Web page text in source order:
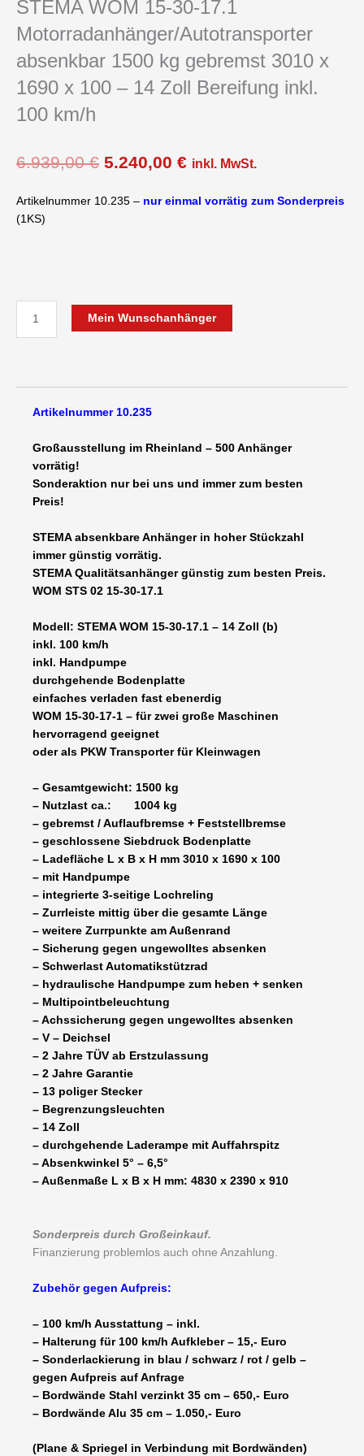
STEMA WOM 15-30-17.1
Motorradanhänger/Autotransporter
absenkbar 1500 kg gebremst 3010 x
1690 x 100 – 14 Zoll Bereifung inkl.
100 km/h
6.939,00€ Ursprünglicher
war:
5.240,00 €Aktueller
ist:
inkl. MwSt.
Artikelnummer 10.235 – nur einmal vorrätig zum Sonderpreis
(1KS)
WOM
absenkbar
gebremst
3010
100
Bereifung
inkl.
100
km/h
Menge
Mein Wunschanhänger
Artikelnummer 10.235
Großausstellung im Rheinland – 500 Anhänger
vorrätig!
Sonderaktion nur bei uns und immer zum besten
Preis!
STEMA absenkbare Anhänger in hoher Stückzahl
immer günstig vorrätig.
STEMA Qualitätsanhänger günstig zum besten Preis.
WOM STS 02 15-30-17.1
Modell: STEMA WOM 15-30-17.1 – 14 Zoll (b)
inkl. 100 km/h
inkl. Handpumpe
durchgehende Bodenplatte
einfaches verladen fast ebenerdig
WOM 15-30-17-1 – für zwei große Maschinen
hervorragend geeignet
oder als PKW Transporter für Kleinwagen
– Gesamtgewicht: 1500 kg
– Nutzlast ca.: 1004 kg
– gebremst / Auflaufbremse + Feststellbremse
– geschlossene Siebdruck Bodenplatte
– Ladefläche L x B x H mm 3010 x 1690 x 100
– mit Handpumpe
– integrierte 3-seitige Lochreling
– Zurrleiste mittig über die gesamte Länge
– weitere Zurrpunkte am Außenrand
– Sicherung gegen ungewolltes absenken
– Schwerlast Automatikstützrad
– hydraulische Handpumpe zum heben + senken
– Multipointbeleuchtung
– Achssicherung gegen ungewolltes absenken
– V – Deichsel
– 2 Jahre TÜV ab Erstzulassung
– 2 Jahre Garantie
– 13 poliger Stecker
– Begrenzungsleuchten
– 14 Zoll
– durchgehende Laderampe mit Auffahrspitz
– Absenkwinkel 5° – 6,5°
– Außenmaße L x B x H mm: 4830 x 2390 x 910
Sonderpreis durch Großeinkauf.
Finanzierung problemlos auch ohne Anzahlung.
Zubehör gegen Aufpreis:
– 100 km/h Ausstattung – inkl.
– Halterung für 100 km/h Aufkleber – 15,- Euro
– Sonderlackierung in blau / schwarz / rot / gelb –
gegen Aufpreis auf Anfrage
– Bordwände Stahl verzinkt 35 cm – 650,- Euro
– Bordwände Alu 35 cm – 1.050,- Euro
(Plane & Spriegel in Verbindung mit Bordwänden)